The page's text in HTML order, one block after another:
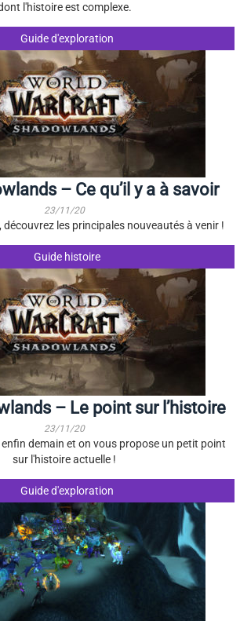
l'histoire est complexe.
Guide d'exploration
– Ce qu’il y a à savoir
23/11/20
les principales nouveautés à venir !
Guide histoire
– Le point sur l’histoire
23/11/20
demain et on vous propose un petit point
sur l'histoire actuelle !
Guide d'exploration